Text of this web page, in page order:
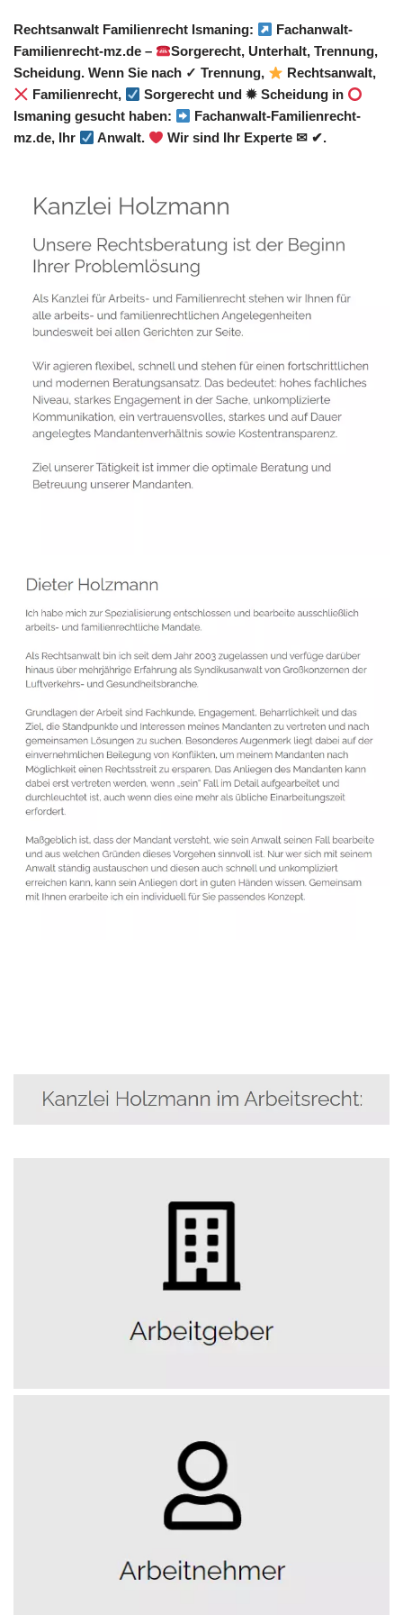
Rechtsanwalt Familienrecht Ismaning:
Fachanwalt-
Familienrecht-mz.de –
Sorgerecht, Unterhalt, Trennung,
Scheidung. Wenn Sie nach ✓ Trennung,
Rechtsanwalt,
Familienrecht,
Sorgerecht und ✹ Scheidung in
Ismaning gesucht haben:
Fachanwalt-Familienrecht-
mz.de, Ihr
Anwalt. Wir sind Ihr Experte ✉ ✔.